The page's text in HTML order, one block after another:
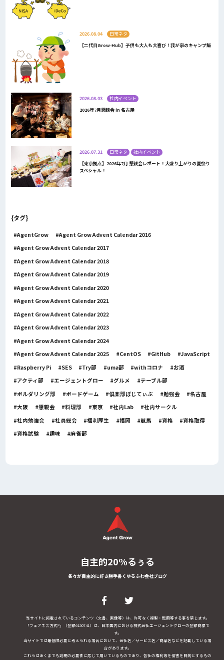
2026.08.04
日常ネタ
【二代目Grow-Hub】子供も大人も大喜び！我が家のキャンプ飯
2026.08.03
社内イベント
2026年7月懇親会 in 名古屋
2026.07.31 日常ネタ
社内イベント
【東京拠点】2026年7月 懇親会レポート！大盛り上がりの夏祭り
スペシャル！
{タグ}
AgentGrow
Agent Grow Advent Calendar 2016
Agent Grow Advent Calendar 2017
Agent Grow Advent Calendar 2018
Agent Grow Advent Calendar 2019
Agent Grow Advent Calendar 2020
Agent Grow Advent Calendar 2021
Agent Grow Advent Calendar 2022
Agent Grow Advent Calendar 2023
Agent Grow Advent Calendar 2024
Agent Grow Advent Calendar 2025
CentOS GitHub
JavaScript
Raspberry Pi
SES Try部 uma部 withコロナ
お酒
アクティ部
エージェントグロー グルメ
テーブル部
ボルダリング部
ボードゲーム 倶楽部ぽじてぃぶ 勉強会
名古屋
大阪
懇親会 料理部 東京 社内Lab
社内サークル
社内勉強会
社員総会 福利厚生 福岡 競馬 資格
資格取得
資格試験
趣味 麻雀部
自主的20%るぅる
各々が自主的に好き勝手書くゆるふわ会社ブログ
当サイトに掲載されているコンテンツ（文書、画像等）は、許可なく複製・転用等する事を禁じます。
「フェアネス方式®」（登録6150741）は、日本国内における株式会社エージェントグローの登録商標で
す。
当サイトでは最低限必要と考えられる場合において、会社名／サービス名／商品名などを記載している場
合があります。
これらはあくまでも説明の必要性に応じて用いているものであり、各社の権利等を侵害を目的とするもの